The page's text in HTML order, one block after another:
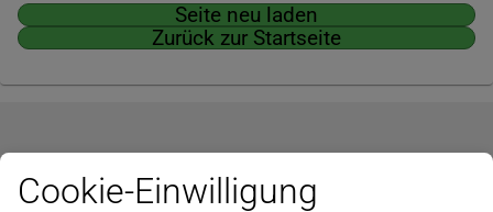
Seite neu laden
Zurück zur Startseite
Newsletter
Cookie-Einwilligung